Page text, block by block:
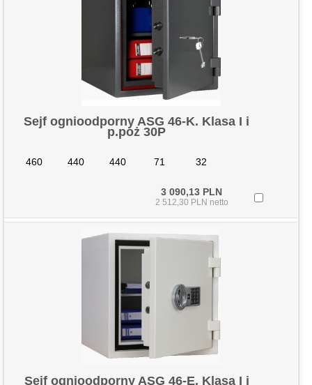
Sejf ognioodporny ASG 46-K. Klasa I i
p.poż 30P
460 440 440 71 32
3 090,13 PLN
2 512,30 PLN netto
Sejf ognioodporny ASG 46-E. Klasa I i